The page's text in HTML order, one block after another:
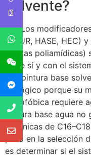
solvente?
No. Los
(HEUR, HASE, HEC)
amidas poliamídicas)
entre sí y con el
una pintura base
reológico porque su
hidrofóbica requiere
pintura base agua no
orgánicas de
paso en la selección
es determinar si el